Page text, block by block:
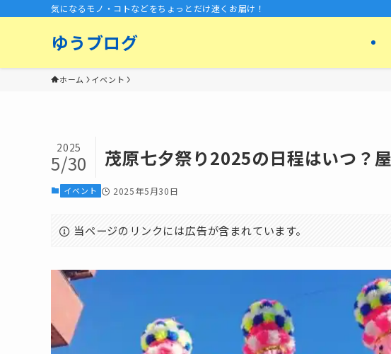
気になるモノ・コトなどをちょっとだけ速くお届け！
ゆうブログ
ホーム イベント
茂原七夕祭り2025の日程はいつ？
2025
5/30
イベント 2025年5月30日
当ページのリンクには広告が含まれています。